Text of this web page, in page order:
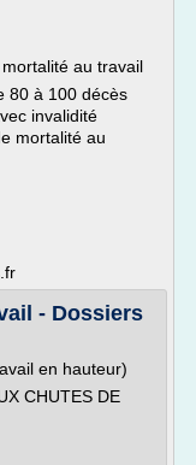
au travail
80 à 100 décès
invalidité
mortalité au
- Dossiers
en hauteur)
CHUTES DE